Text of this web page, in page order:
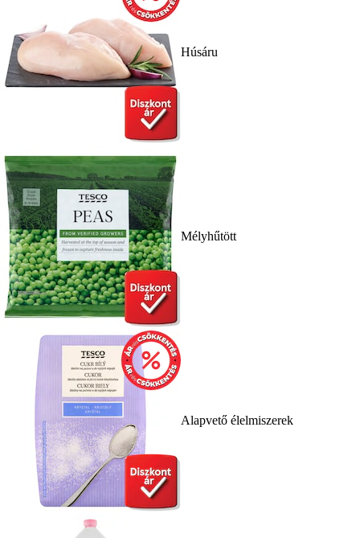
Húsáru
Mélyhűtött
Alapvető élelmiszerek